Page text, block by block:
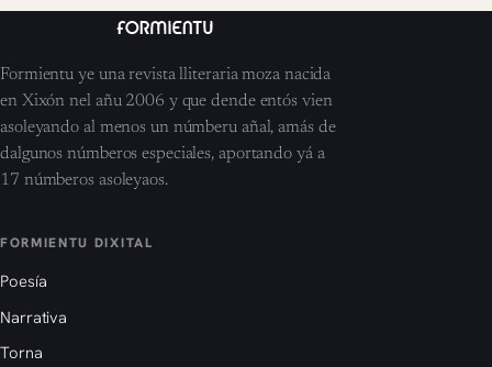
Formientu ye una revista lliteraria moza nacida
en Xixón nel añu 2006 y que dende entós vien
asoleyando al menos un númberu añal, amás de
dalgunos númberos especiales, aportando yá a
17 númberos asoleyaos.
FORMIENTU DIXITAL
Poesía
Narrativa
Torna